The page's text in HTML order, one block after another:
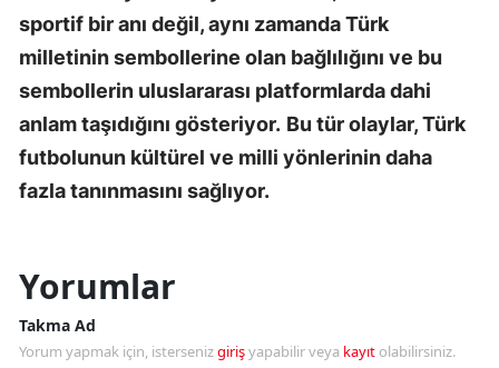
sportif bir anı değil, aynı zamanda Türk
milletinin sembollerine olan bağlılığını ve bu
sembollerin uluslararası platformlarda dahi
anlam taşıdığını gösteriyor. Bu tür olaylar, Türk
futbolunun kültürel ve milli yönlerinin daha
fazla tanınmasını sağlıyor.
Yorumlar
Takma Ad
Yorum yapmak için, istersenizgirişyapabilir veya kayıt olabilirsiniz.